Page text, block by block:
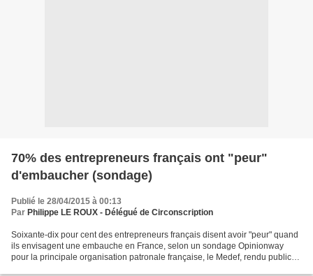
70% des entrepreneurs français ont "peur"
d'embaucher (sondage)
Publié le 28/04/2015 à 00:13
Par Philippe LE ROUX - Délégué de Circonscription
Soixante-dix pour cent des entrepreneurs français disent avoir "peur" quand
ils envisagent une embauche en France, selon un sondage Opinionway
pour la principale organisation patronale française, le Medef, rendu public